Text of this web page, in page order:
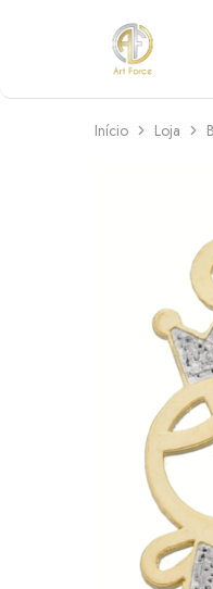
Art
Force
Semijoias
personalizadas
Início Loja